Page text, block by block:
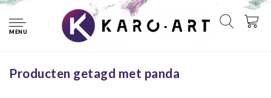
MENU
panda
Geen producten gevonden!...
Producten getagd met panda